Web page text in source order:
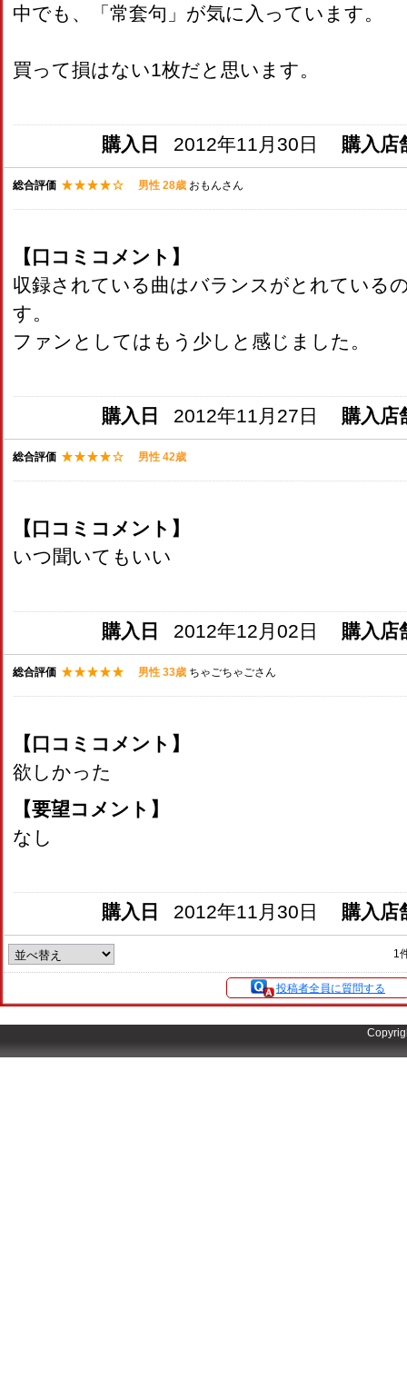
中でも、「常套句」が気に入っています。
買って損はない1枚だと思います。
購入日 2012年11月30日 購入店
総合評価 男性 28歳 おもんさん
【口コミコメント】
収録されている曲はバランスがとれている
す。
ファンとしてはもう少しと感じました。
購入日 2012年11月27日 購入店
総合評価 男性 42歳
【口コミコメント】
いつ聞いてもいい
購入日 2012年12月02日 購入店
総合評価 男性 33歳 ちゃごちゃごさん
【口コミコメント】
欲しかった
【要望コメント】
なし
購入日 2012年11月30日 購入店
1
投稿者全員に質問する